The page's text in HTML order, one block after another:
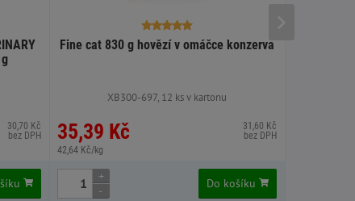
30,70 Kč
bez DPH
Fine cat 830 g hovězí v omáčce konzerva
XB300-697, 12 ks v kartonu
35,39 Kč
42,64 Kč/kg
31,60 Kč
bez DPH
+
-
Do košíku